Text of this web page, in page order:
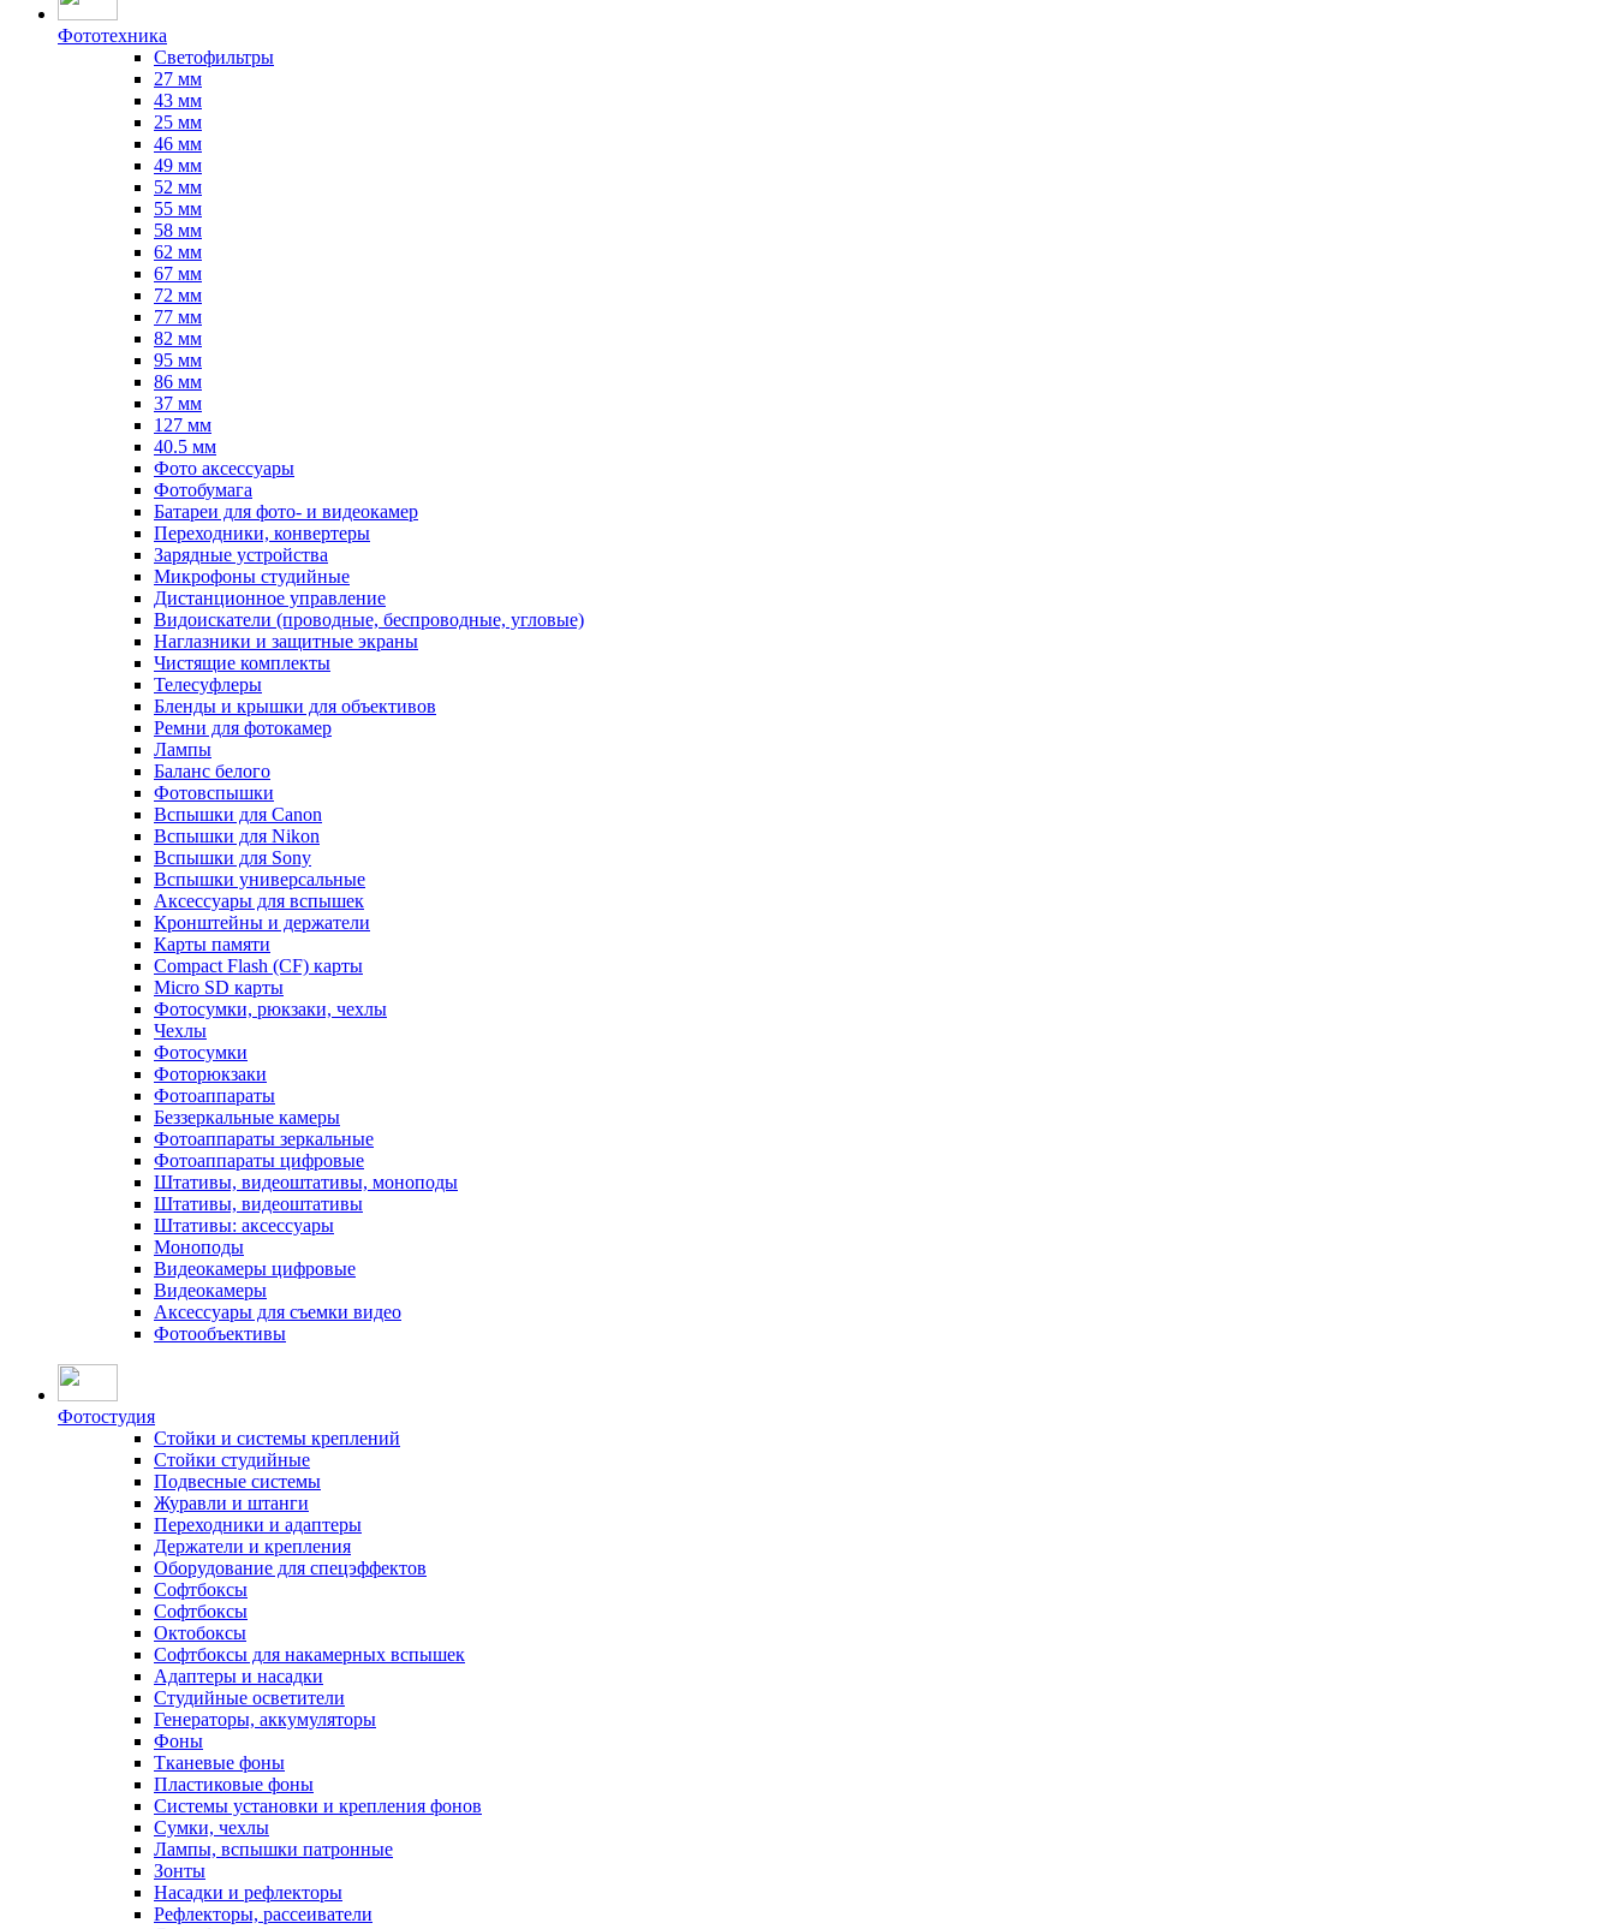
Фототехника
Светофильтры
27 мм
43 мм
25 мм
46 мм
49 мм
52 мм
55 мм
58 мм
62 мм
67 мм
72 мм
77 мм
82 мм
95 мм
86 мм
37 мм
127 мм
40.5 мм
Фото аксессуары
Фотобумага
Батареи для фото- и видеокамер
Переходники, конвертеры
Зарядные устройства
Микрофоны студийные
Дистанционное управление
Видоискатели (проводные, беспроводные, угловые)
Наглазники и защитные экраны
Чистящие комплекты
Телесуфлеры
Бленды и крышки для объективов
Ремни для фотокамер
Лампы
Баланс белого
Фотовспышки
Вспышки для Canon
Вспышки для Nikon
Вспышки для Sony
Вспышки универсальные
Аксесcуары для вспышек
Кронштейны и держатели
Карты памяти
Compact Flash (CF) карты
Micro SD карты
Фотосумки, рюкзаки, чехлы
Чехлы
Фотосумки
Фоторюкзаки
Фотоаппараты
Беззеркальные камеры
Фотоаппараты зеркальные
Фотоаппараты цифровые
Штативы, видеоштативы, моноподы
Штативы, видеоштативы
Штативы: аксессуары
Моноподы
Видеокамеры цифровые
Видеокамеры
Аксессуары для съемки видео
Фотообъективы
Фотостудия
Стойки и системы креплений
Стойки студийные
Подвесные системы
Журавли и штанги
Переходники и адаптеры
Держатели и крепления
Оборудование для спецэффектов
Софтбоксы
Софтбоксы
Октобоксы
Софтбоксы для накамерных вспышек
Адаптеры и насадки
Студийные осветители
Генераторы, аккумуляторы
Фоны
Тканевые фоны
Пластиковые фоны
Системы установки и крепления фонов
Сумки, чехлы
Лампы, вспышки патронные
Зонты
Насадки и рефлекторы
Рефлекторы, рассеиватели